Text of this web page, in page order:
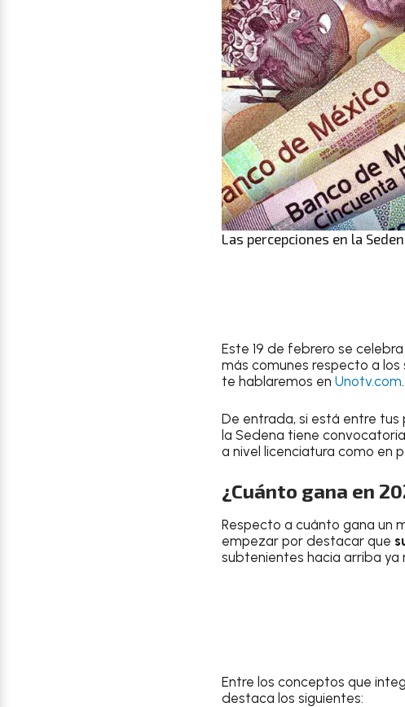
Las percepciones en la
Este 19 de febrero se celebra
más comunes respecto a los
te hablaremos en Unotv.com.
De entrada, si está entre tus
la Sedena tiene
a nivel licenciatura como en
¿Cuánto gana en
Respecto a cuánto gana un
empezar por destacar que
subtenientes hacia arriba ya
Entre los conceptos que
destaca los siguientes: